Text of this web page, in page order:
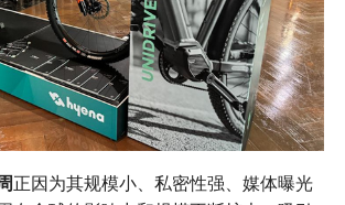
正因为其规模小、私密性强、媒体曝光